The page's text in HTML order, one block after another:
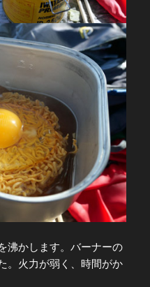
沸かします。バーナーの
。火力が弱く、時間がか